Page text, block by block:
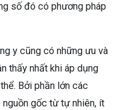
số đó có phương pháp
y cũng có những ưu và
thấy nhất khi áp dụng
Bởi phần lớn các
gốc từ tự nhiên, ít